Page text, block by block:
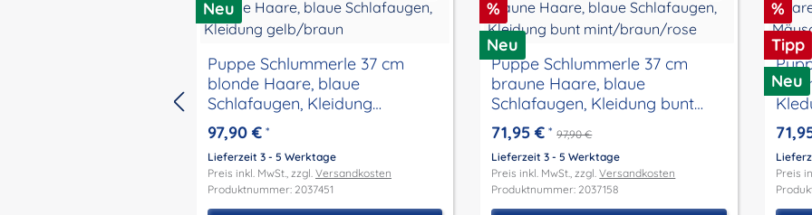
Neu
Puppe Schlummerle 37 cm
blonde Haare, blaue
Schlafaugen, Kleidung
gelb/braun
97,90 € *
Lieferzeit 3 - 5 Werktage
Preis inkl. MwSt., zzgl. Versandkosten
Produktnummer: 2037451
Rabatt
%
Neu
Puppe Schlummerle 37 cm
braune Haare, blaue
Schlafaugen, Kleidung bunt
mint/braun/rose
71,95 € * 97,90 €
Lieferzeit 3 - 5 Werktage
Preis inkl. MwSt., zzgl.Versandkosten
Produktnummer: 2037158
%
Tipp
Neu
Preis